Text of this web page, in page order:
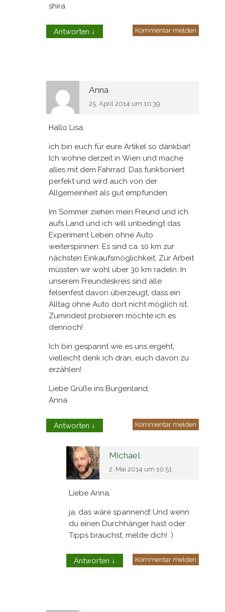
shira
Antworten ↓ Kommentar melden
Anna
25. April 2014 um 10:39
Hallo Lisa,
ich bin euch für eure Artikel so dankbar!
Ich wohne derzeit in Wien und mache
alles mit dem Fahrrad. Das funktioniert
perfekt und wird auch von der
Allgemeinheit als gut empfunden.
Im Sommer ziehen mein Freund und ich
aufs Land und ich will unbedingt das
Experiment Leben ohne Auto
weiterspinnen. Es sind ca. 10 km zur
nächsten Einkaufsmöglichkeit. Zur Arbeit
müssten wir wohl über 30 km radeln. In
unserem Freundeskreis sind alle
felsenfest davon überzeugt, dass ein
Alltag ohne Auto dort nicht möglich ist.
Zumindest probieren möchte ich es
dennoch!
Ich bin gespannt wie es uns ergeht,
vielleicht denk ich dran, euch davon zu
erzählen!
Liebe Grüße ins Burgenland,
Anna
Antworten ↓ Kommentar melden
Michael
2. Mai 2014 um 10:51
Liebe Anna,
ja, das wäre spannend! Und wenn
du einen Durchhänger hast oder
Tipps brauchst, melde dich! :)
Antworten ↓ Kommentar melden